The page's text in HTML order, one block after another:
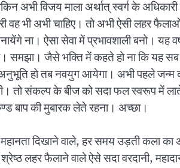
अभी विजय माला अर्थात् स्वर्ग के
वह भी अभी चाहिए। तो अभी ऐसी लहर
ना। ऐसा सेवा में प्रभावशाली बनो। यह
समझा। जैसे भक्ति में कहते हो ना कि यह
हो तब नवयुग आयेगा। अभी पहले जन्म
तो संकल्प के बीज को सदा फल स्वरूप में
बाप की मुबारक लेते रहना। अच्छा।
दिखाने वाले, हर समय उड़ती कला
लहर फैलाने वाले ऐसे सदा वरदानी,